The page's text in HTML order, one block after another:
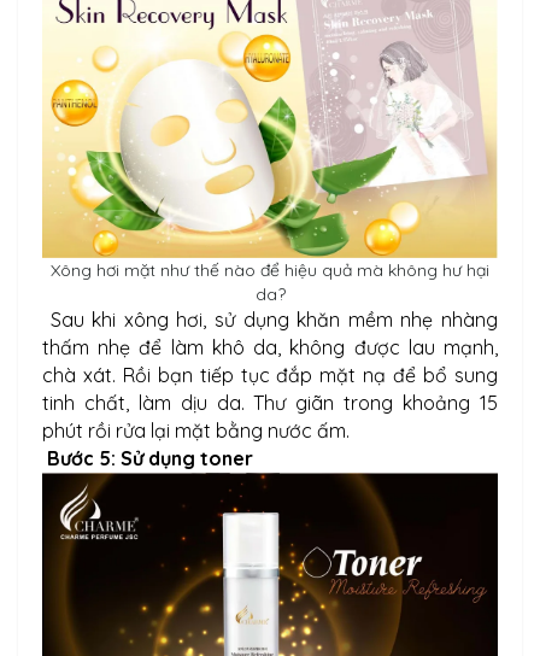
Xông hơi mặt như thế nào để hiệu quả mà không hư hại
da?
Sau khi xông hơi, sử dụng khăn mềm nhẹ nhàng
thấm nhẹ để làm khô da, không được lau mạnh,
chà xát. Rồi bạn tiếp tục đắp mặt nạ để bổ sung
tinh chất, làm dịu da. Thư giãn trong khoảng 15
phút rồi rửa lại mặt bằng nước ấm.
Bước 5: Sử dụng toner